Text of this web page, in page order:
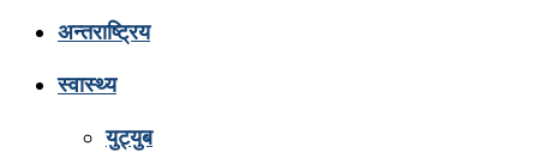
अन्तराष्ट्रिय
स्वास्थ्य
युट्युब